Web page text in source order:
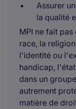
Assurer
la qualité
MPI ne fait
race, la
l'identité ou
handicap,
dans un
autrement
matière de